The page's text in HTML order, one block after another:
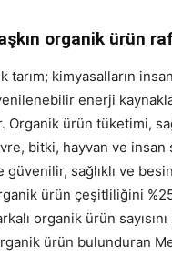
organik ürün
tarım; kimyasalların
enerji
Organik ürün tüketimi,
bitki, hayvan ve insan
sağlıklı ve
ürün çeşitliliğini
organik ürün
ürün bulunduran